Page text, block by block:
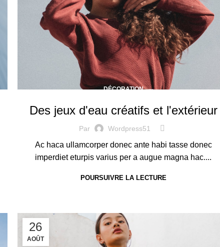
DÉCORATION
Des jeux d'eau créatifs et l'extérieur
Par Wordpress51
Ac haca ullamcorper donec ante habi tasse donec
imperdiet eturpis varius per a augue magna hac....
POURSUIVRE LA LECTURE
26
AOÛT